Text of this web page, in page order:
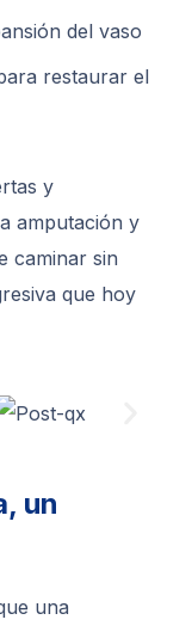
del vaso
restaurar el
y
amputación y
caminar sin
que hoy
un
una